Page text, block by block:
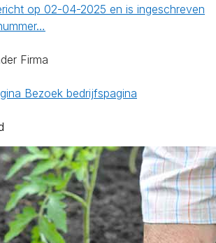
op 02-04-2025 en is ingeschreven
Firma
Bezoek bedrijfspagina